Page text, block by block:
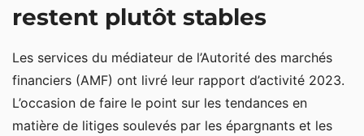
Crowdfunding immobilier, SCPI, cryptomonnaies :
les placements qui connaissent une forte hausse
des litiges
restent plutôt stables
Les services du médiateur de l’Autorité des marchés
financiers (AMF) ont livré leur rapport d’activité 2023.
L’occasion de faire le point sur les tendances en
matière de litiges soulevés par les épargnants et les